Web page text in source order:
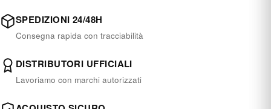
SPEDIZIONI 24/48H
Consegna rapida con tracciabilità
DISTRIBUTORI UFFICIALI
Lavoriamo con marchi autorizzati